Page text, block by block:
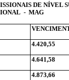
DE NÍVEL
- MAG
4.420,55
4.641,58
4.873,66